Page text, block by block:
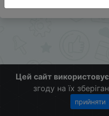
Цей сайт
згоду на їх
прийняти